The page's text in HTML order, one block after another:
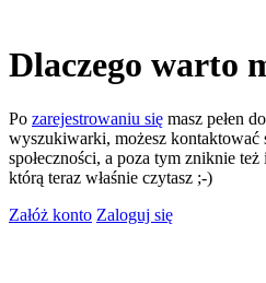
Dlaczego warto
Po zarejestrowaniu się masz pełen
wyszukiwarki, możesz kontaktować
społeczności, a poza tym zniknie
którą teraz właśnie czytasz ;-)
Załóż konto Zaloguj się